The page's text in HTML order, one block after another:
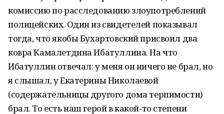
комиссию по расследованию злоупотреблений
полицейских. Один из свидетелей показывал
тогда, что якобы Бухартовский присвоил два
ковра Камалетдина Ибатуллина. На что
Ибатуллин отвечал: у меня он ничего не брал, но
я слышал, у Екатерины Николаевой
(содержательницы другого дома терпимости)
брал. То есть наш герой в какой-то степени